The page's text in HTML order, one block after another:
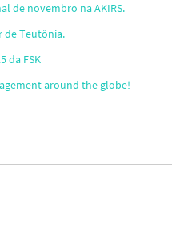
de novembro na AKIRS.
de Teutônia.
da FSK
around the globe!